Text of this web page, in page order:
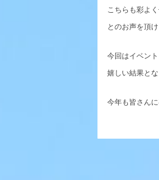
こちらも彩よ
とのお声を頂
今回はイベン
嬉しい結果と
今年も皆さん